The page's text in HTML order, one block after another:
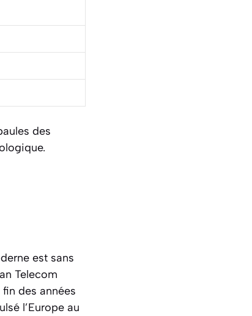
des
est sans
Telecom
des années
l’Europe au